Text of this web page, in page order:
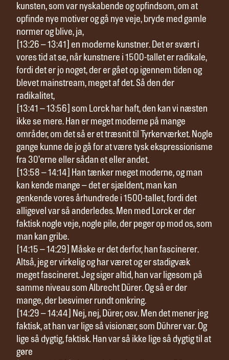
kunsten, som var nyskabende og opfindsom, om at
opfinde nye motiver og gå nye veje, bryde med gamle
normer og blive, ja,
[13:26 – 13:41] en moderne kunstner. Det er svært i
vores tid at se, når kunstnere i 1500-tallet er radikale,
fordi det er jo noget, der er gået op igennem tiden og
blevet mainstream, meget af det. Så den der
radikalitet,
[13:41 – 13:56] som Lorck har haft, den kan vi næsten
ikke se mere. Han er meget moderne på mange
områder, om det så er et træsnit til Tyrkerværket. Nogle
gange kunne de jo gå for at være tysk ekspressionisme
fra 30’erne eller sådan et eller andet.
[13:58 – 14:14] Han tænker meget moderne, og man
kan kende mange – det er sjældent, man kan
genkende vores århundrede i 1500-tallet, fordi det
alligevel var så anderledes. Men med Lorck er der
faktisk nogle veje, nogle pile, der peger op mod os, som
man kan gribe.
[14:15 – 14:29] Måske er det derfor, han fascinerer.
Altså, jeg er virkelig og har været og er stadigvæk
meget fascineret. Jeg siger altid, han var ligesom på
samme niveau som Albrecht Dürer. Og så er der
mange, der besvimer rundt omkring.
[14:29 – 14:44] Nej, nej, Dürer, osv. Men det mener jeg
faktisk, at han var lige så visionær, som Dührer var. Og
lige så dygtig, faktisk. Han var så ikke lige så dygtig til at
gøre